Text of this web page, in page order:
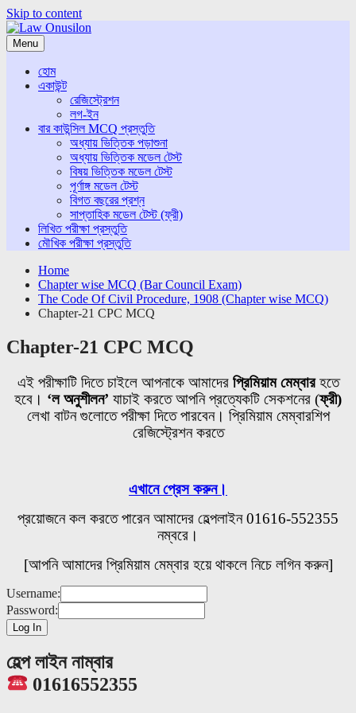
Skip to content
Menu
হোম
একাউন্ট
রেজিস্ট্রেশন
লগ-ইন
বার কাউন্সিল MCQ প্রস্তুতি
অধ্যায় ভিত্তিক পড়াশুনা
অধ্যায় ভিত্তিক মডেল টেস্ট
বিষয় ভিত্তিক মডেল টেস্ট
পূর্ণাঙ্গ মডেল টেস্ট
বিগত বছরের প্রশ্ন
সাপ্তাহিক মডেল টেস্ট (ফ্রী)
লিখিত পরীক্ষা প্রস্তুতি
মৌখিক পরীক্ষা প্রস্তুতি
Home
Chapter wise MCQ (Bar Council Exam)
The Code Of Civil Procedure, 1908 (Chapter wise MCQ)
Chapter-21 CPC MCQ
Chapter-21 CPC MCQ
এই পরীক্ষাটি দিতে চাইলে আপনাকে আমাদের প্রিমিয়াম মেম্বারহতে
হবে। ‘ল অনুশীলন’ যাচাই করতে আপনি প্রত্যেকটি সেকশনের (ফ্রী)
লেখা বাটন গুলোতে পরীক্ষা দিতে পারবেন। প্রিমিয়াম মেম্বারশিপ
রেজিস্ট্রেশন করতে
এখানে প্রেস করুন।
প্রয়োজনে কল করতে পারেন আমাদের হেল্পলাইন 01616-552355
নম্বরে।
[আপনি আমাদের প্রিমিয়াম মেম্বার হয়ে থাকলে নিচে লগিন করুন]
Username:
Password:
হেল্প লাইন নাম্বার
01616552355